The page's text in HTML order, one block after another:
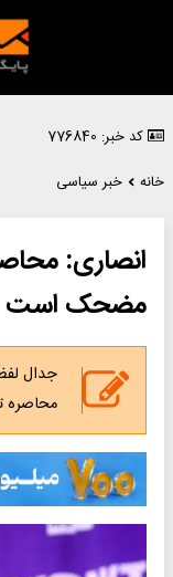
کد خبر: 776840
خانه
خبر سیاسی
انصاری:
مضحک است
جدال